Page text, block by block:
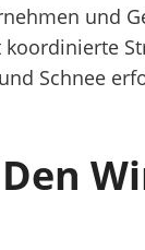
und
Schnee